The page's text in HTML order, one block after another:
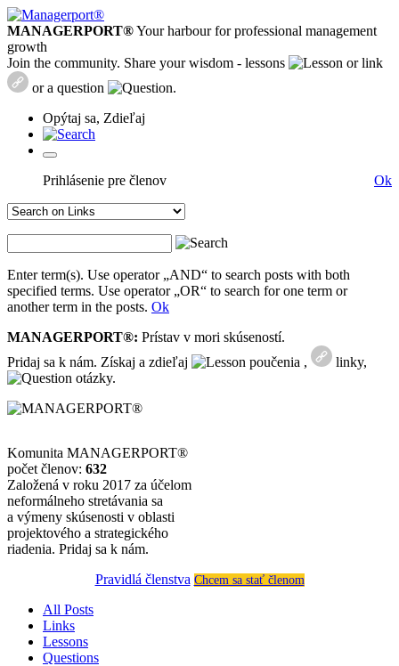
MANAGERPORT®Your harbour for professional management
growth
Join the community. Share your wisdom - lessons
or link
or a question
.
Opýtaj sa, Zdieľaj
Ok
Prihlásenie pre členov
Enter term(s). Use operator „AND“ to search posts with both
specified terms. Use operator „OR“ to search for one term or
another term in the posts. Ok
MANAGERPORT®: Prístav v mori skúseností.
Pridaj sa k nám. Získaj a zdieľaj
poučenia ,
linky,
otázky.
Komunita MANAGERPORT®
počet členov: 632
Založená v roku 2017 za účelom
neformálneho stretávania sa
a výmeny skúsenosti v oblasti
projektového a strategického
riadenia. Pridaj sa k nám.
Pravidlá členstva Chcem sa stať členom
All Posts
Links
Lessons
Questions